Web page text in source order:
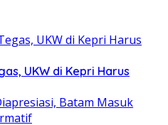
UKW di Kepri Harus